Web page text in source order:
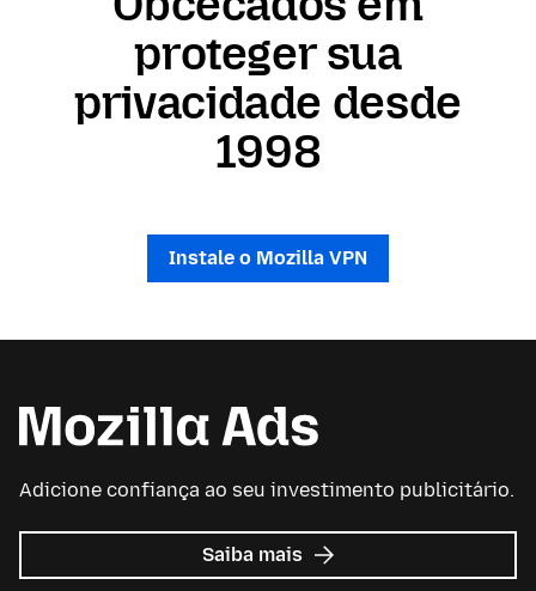
proteger sua
privacidade desde
1998
Instale o Mozilla VPN
Adicione confiança ao seu investimento publicitário.
Saiba mais sobre
Mozilla